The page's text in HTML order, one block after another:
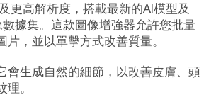
更高解析度，搭載最新的AI模型及
據集。這款圖像增強器允許您批量
片，並以單擊方式改善質量。
會生成自然的細節，以改善皮膚、頭
。